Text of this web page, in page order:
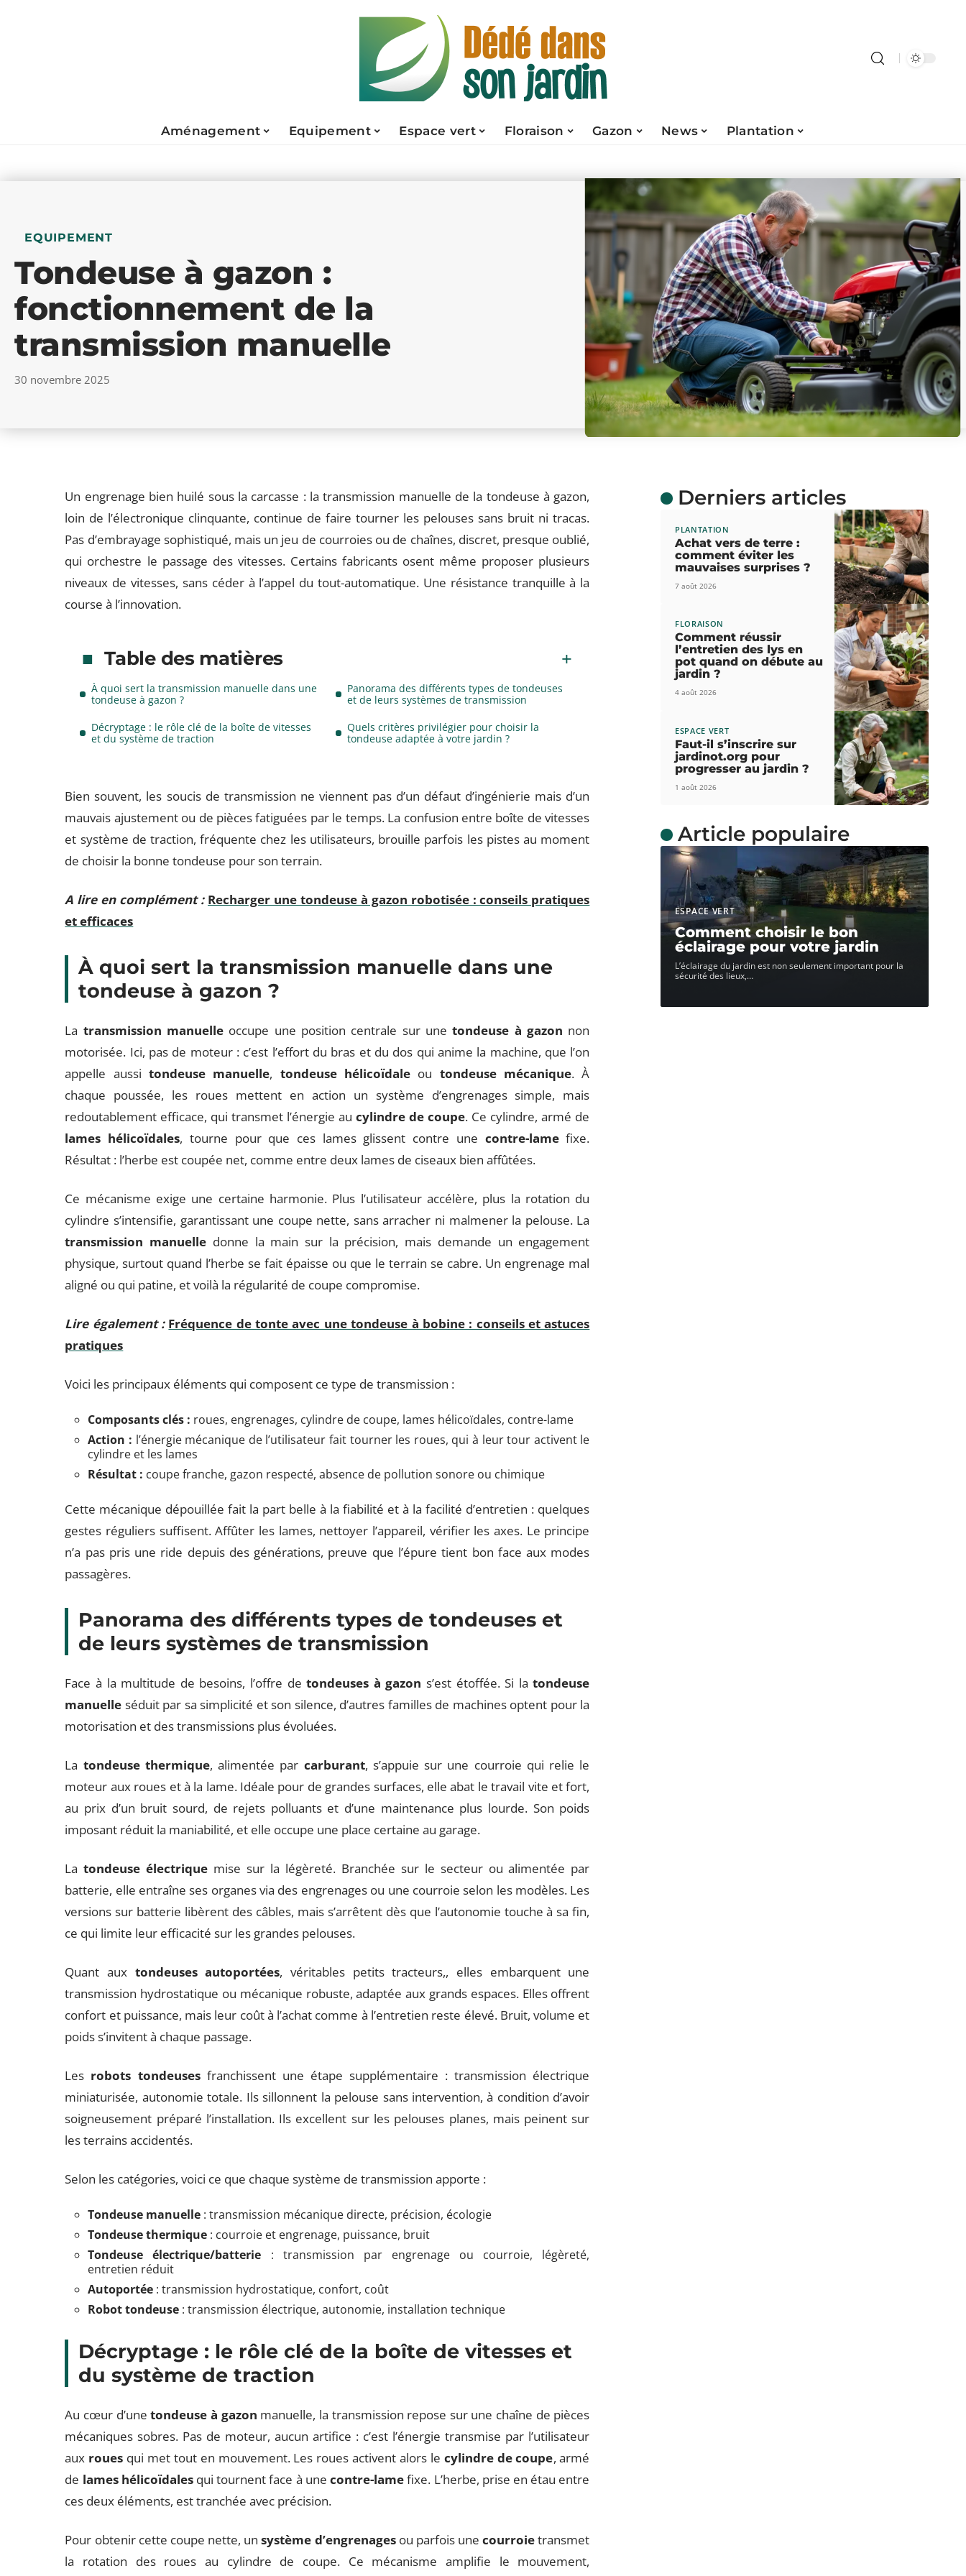
Aménagement Equipement Espace vert Floraison Gazon News Plantation
EQUIPEMENT
Tondeuse à gazon :
fonctionnement de la
transmission manuelle
30 novembre 2025
Un engrenage bien huilé sous la carcasse : la transmission manuelle de la tondeuse à gazon,
loin de l’électronique clinquante, continue de faire tourner les pelouses sans bruit ni tracas.
Pas d’embrayage sophistiqué, mais un jeu de courroies ou de chaînes, discret, presque oublié,
qui orchestre le passage des vitesses. Certains fabricants osent même proposer plusieurs
niveaux de vitesses, sans céder à l’appel du tout-automatique. Une résistance tranquille à la
course à l’innovation.
Table des matières
À quoi sert la transmission manuelle dans une
tondeuse à gazon ?
Panorama des différents types de tondeuses
et de leurs systèmes de transmission
Décryptage : le rôle clé de la boîte de vitesses
et du système de traction
Quels critères privilégier pour choisir la
tondeuse adaptée à votre jardin ?
Bien souvent, les soucis de transmission ne viennent pas d’un défaut d’ingénierie mais d’un
mauvais ajustement ou de pièces fatiguées par le temps. La confusion entre boîte de vitesses
et système de traction, fréquente chez les utilisateurs, brouille parfois les pistes au moment
de choisir la bonne tondeuse pour son terrain.
A lire en complément : Recharger une tondeuse à gazon robotisée : conseils pratiques
et efficaces
À quoi sert la transmission manuelle dans une
tondeuse à gazon ?
La transmission manuelle occupe une position centrale sur unetondeuse à gazon non
motorisée. Ici, pas de moteur : c’est l’effort du bras et du dos qui anime la machine, que l’on
appelle aussitondeuse manuelle, tondeuse hélicoïdale ou tondeuse mécanique. À
chaque poussée, les roues mettent en action un système d’engrenages simple, mais
redoutablement efficace, qui transmet l’énergie aucylindre de coupe. Ce cylindre, armé de
lames hélicoïdales, tourne pour que ces lames glissent contre une contre-lamefixe.
Résultat : l’herbe est coupée net, comme entre deux lames de ciseaux bien affûtées.
Ce mécanisme exige une certaine harmonie. Plus l’utilisateur accélère, plus la rotation du
cylindre s’intensifie, garantissant une coupe nette, sans arracher ni malmener la pelouse. La
transmission manuelle donne la main sur la précision, mais demande un engagement
physique, surtout quand l’herbe se fait épaisse ou que le terrain se cabre. Un engrenage mal
aligné ou qui patine, et voilà la régularité de coupe compromise.
Lire également : Fréquence de tonte avec une tondeuse à bobine : conseils et astuces
pratiques
Voici les principaux éléments qui composent ce type de transmission :
Composants clés : roues, engrenages, cylindre de coupe, lames hélicoïdales, contre-lame
Action : l’énergie mécanique de l’utilisateur fait tourner les roues, qui à leur tour activent le
cylindre et les lames
Résultat : coupe franche, gazon respecté, absence de pollution sonore ou chimique
Cette mécanique dépouillée fait la part belle à la fiabilité et à la facilité d’entretien : quelques
gestes réguliers suffisent. Affûter les lames, nettoyer l’appareil, vérifier les axes. Le principe
n’a pas pris une ride depuis des générations, preuve que l’épure tient bon face aux modes
passagères.
Panorama des différents types de tondeuses et
de leurs systèmes de transmission
Face à la multitude de besoins, l’offre detondeuses à gazon s’est étoffée. Si latondeuse
manuelle séduit par sa simplicité et son silence, d’autres familles de machines optent pour la
motorisation et des transmissions plus évoluées.
La tondeuse thermique, alimentée par carburant, s’appuie sur une courroie qui relie le
moteur aux roues et à la lame. Idéale pour de grandes surfaces, elle abat le travail vite et fort,
au prix d’un bruit sourd, de rejets polluants et d’une maintenance plus lourde. Son poids
imposant réduit la maniabilité, et elle occupe une place certaine au garage.
Latondeuse électrique mise sur la légèreté. Branchée sur le secteur ou alimentée par
batterie, elle entraîne ses organes via des engrenages ou une courroie selon les modèles. Les
versions sur batterie libèrent des câbles, mais s’arrêtent dès que l’autonomie touche à sa fin,
ce qui limite leur efficacité sur les grandes pelouses.
Quant aux tondeuses autoportées, véritables petits tracteurs,, elles embarquent une
transmission hydrostatique ou mécanique robuste, adaptée aux grands espaces. Elles offrent
confort et puissance, mais leur coût à l’achat comme à l’entretien reste élevé. Bruit, volume et
poids s’invitent à chaque passage.
Les robots tondeusesfranchissent une étape supplémentaire : transmission électrique
miniaturisée, autonomie totale. Ils sillonnent la pelouse sans intervention, à condition d’avoir
soigneusement préparé l’installation. Ils excellent sur les pelouses planes, mais peinent sur
les terrains accidentés.
Selon les catégories, voici ce que chaque système de transmission apporte :
Tondeuse manuelle : transmission mécanique directe, précision, écologie
Tondeuse thermique : courroie et engrenage, puissance, bruit
Tondeuse électrique/batterie : transmission par engrenage ou courroie, légèreté,
entretien réduit
Autoportée : transmission hydrostatique, confort, coût
Robot tondeuse : transmission électrique, autonomie, installation technique
Décryptage : le rôle clé de la boîte de vitesses et
du système de traction
Au cœur d’unetondeuse à gazon manuelle, la transmission repose sur une chaîne de pièces
mécaniques sobres. Pas de moteur, aucun artifice : c’est l’énergie transmise par l’utilisateur
aux roues qui met tout en mouvement. Les roues activent alors le cylindre de coupe, armé
de lames hélicoïdalesqui tournent face à unecontre-lamefixe. L’herbe, prise en étau entre
ces deux éléments, est tranchée avec précision.
Pour obtenir cette coupe nette, unsystème d’engrenagesou parfois unecourroietransmet
la rotation des roues au cylindre de coupe. Ce mécanisme amplifie le mouvement,
Derniers articles
PLANTATION
Achat vers de terre :
comment éviter les
mauvaises surprises ?
7 août 2026
FLORAISON
Comment réussir
l’entretien des lys en
pot quand on débute au
jardin ?
4 août 2026
ESPACE VERT
Faut-il s’inscrire sur
jardinot.org pour
progresser au jardin ?
1 août 2026
Article populaire
ESPACE VERT
Comment choisir le bon
éclairage pour votre jardin
L’éclairage du jardin est non seulement important pour la
sécurité des lieux,…